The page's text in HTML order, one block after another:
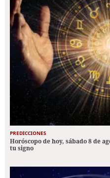
PREDICCIONES
Horóscopo de hoy, sábado 8 de
tu signo